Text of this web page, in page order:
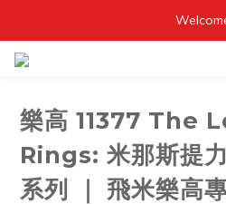
樂高 11377 The
Rings: 米那斯提
系列 ｜ 飛米樂高